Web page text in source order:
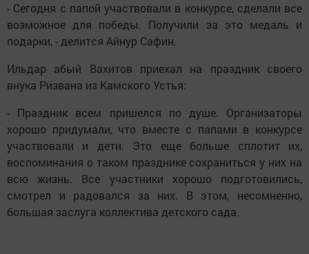
- Сегодня с папой участвовали в конкурсе, сделали все
возможное для победы. Получили за это медаль и
подарки, - делится Айнур Сафин.
Ильдар абый Вахитов приехал на праздник своего
внука Ризвана из Камского Устья:
- Праздник всем пришелся по душе. Организаторы
хорошо придумали, что вместе с папами в конкурсе
участвовали и дети. Это еще больше сплотит их,
воспоминания о таком празднике сохраниться у них на
всю жизнь. Все участники хорошо подготовились,
смотрел и радовался за них. В этом, несомненно,
большая заслуга коллектива детского сада.